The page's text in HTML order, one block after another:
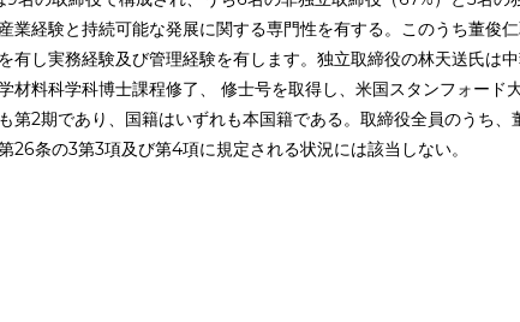
業経験と持続可能な発展に関する専門性を有する。このうち董
有し実務経験及び管理経験を有します。独立取締役の林天送氏
材料科学科博士課程修了、 修士号を取得し、米国スタンフォー
第2期であり、国籍はいずれも本国籍である。取締役全員のうち
26条の3第3項及び第4項に規定される状況には該当しない。